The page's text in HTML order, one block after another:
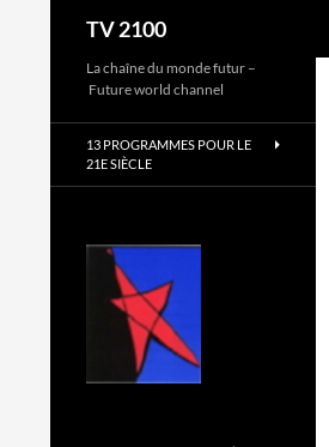
contenu
TV 2100
La chaîne du monde futur –
Future world channel
13 PROGRAMMES POUR LE
21E SIÈCLE